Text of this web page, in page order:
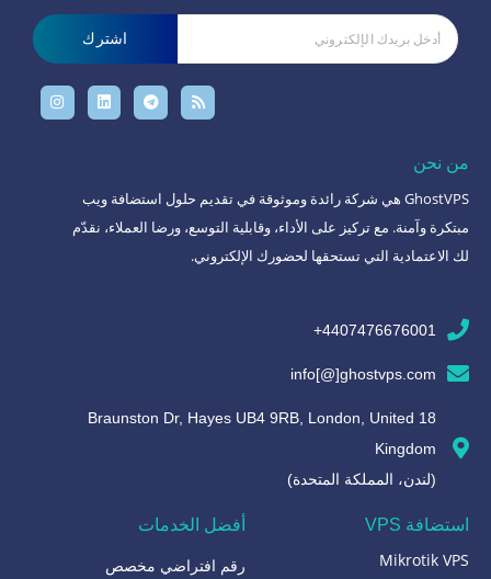
اشترك
من نحن
GhostVPS هي شركة رائدة وموثوقة في تقديم حلول استضافة ويب
مبتكرة وآمنة. مع تركيز على الأداء، وقابلية التوسع، ورضا العملاء، نقدّم
لك الاعتمادية التي تستحقها لحضورك الإلكتروني.
4407476676001+
info[@]ghostvps.com
18 Braunston Dr, Hayes UB4 9RB, London, United
Kingdom
(لندن، المملكة المتحدة)
استضافة VPS
Mikrotik VPS
أفضل الخدمات
رقم افتراضي مخصص